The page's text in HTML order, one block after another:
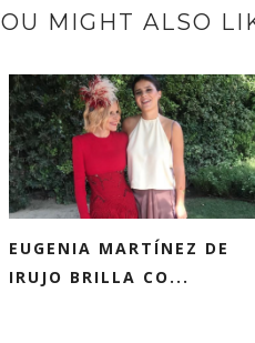
MIGHT ALSO
EUGENIA MARTÍNEZ DE
IRUJO BRILLA CO...